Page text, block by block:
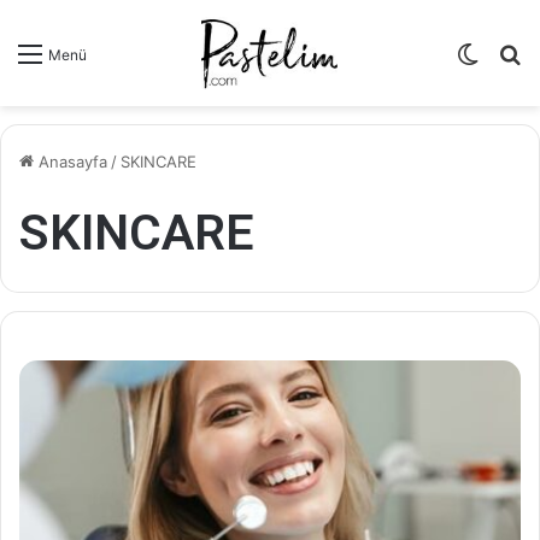
Menü
...
Dış
Anasayfa / SKINCARE
SKINCARE